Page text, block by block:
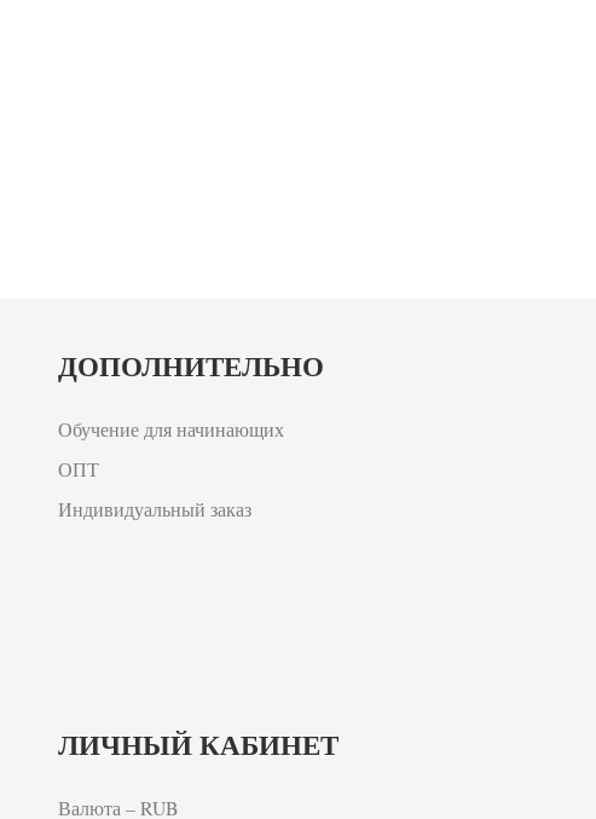
ДОПОЛНИТЕЛЬНО
Обучение для начинающих
ОПТ
Индивидуальный заказ
ЛИЧНЫЙ КАБИНЕТ
Валюта – RUB